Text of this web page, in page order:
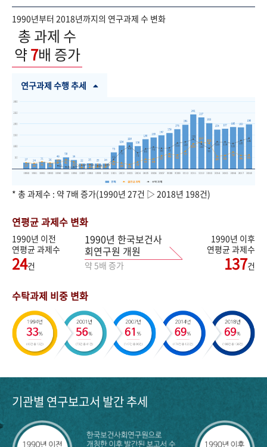
1990년부터 2018년까지의 연구과제 수 변화
총 과제 수
약7배 증가
연구과제 수행 추세
* 총 과제수 : 약 7배 증가(1990년 27건 ▷ 2018년 198건)
연평균 과제수 변화
1990년 이전
연평균 과제수
24건
1990년 한국보건사
회연구원 개원
약 5배 증가
1990년 이후
연평균 과제수
137건
수탁과제 비중 변화
기관별 연구보고서 발간 추세